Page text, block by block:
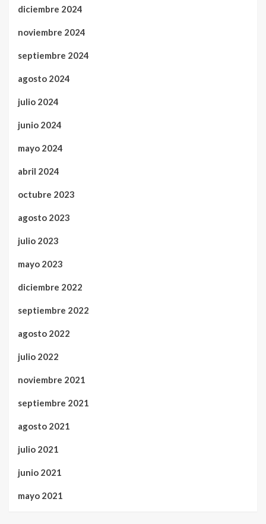
diciembre 2024
noviembre 2024
septiembre 2024
agosto 2024
julio 2024
junio 2024
mayo 2024
abril 2024
octubre 2023
agosto 2023
julio 2023
mayo 2023
diciembre 2022
septiembre 2022
agosto 2022
julio 2022
noviembre 2021
septiembre 2021
agosto 2021
julio 2021
junio 2021
mayo 2021